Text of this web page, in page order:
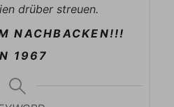
drüber streuen.
NACHBACKEN!!!
1967